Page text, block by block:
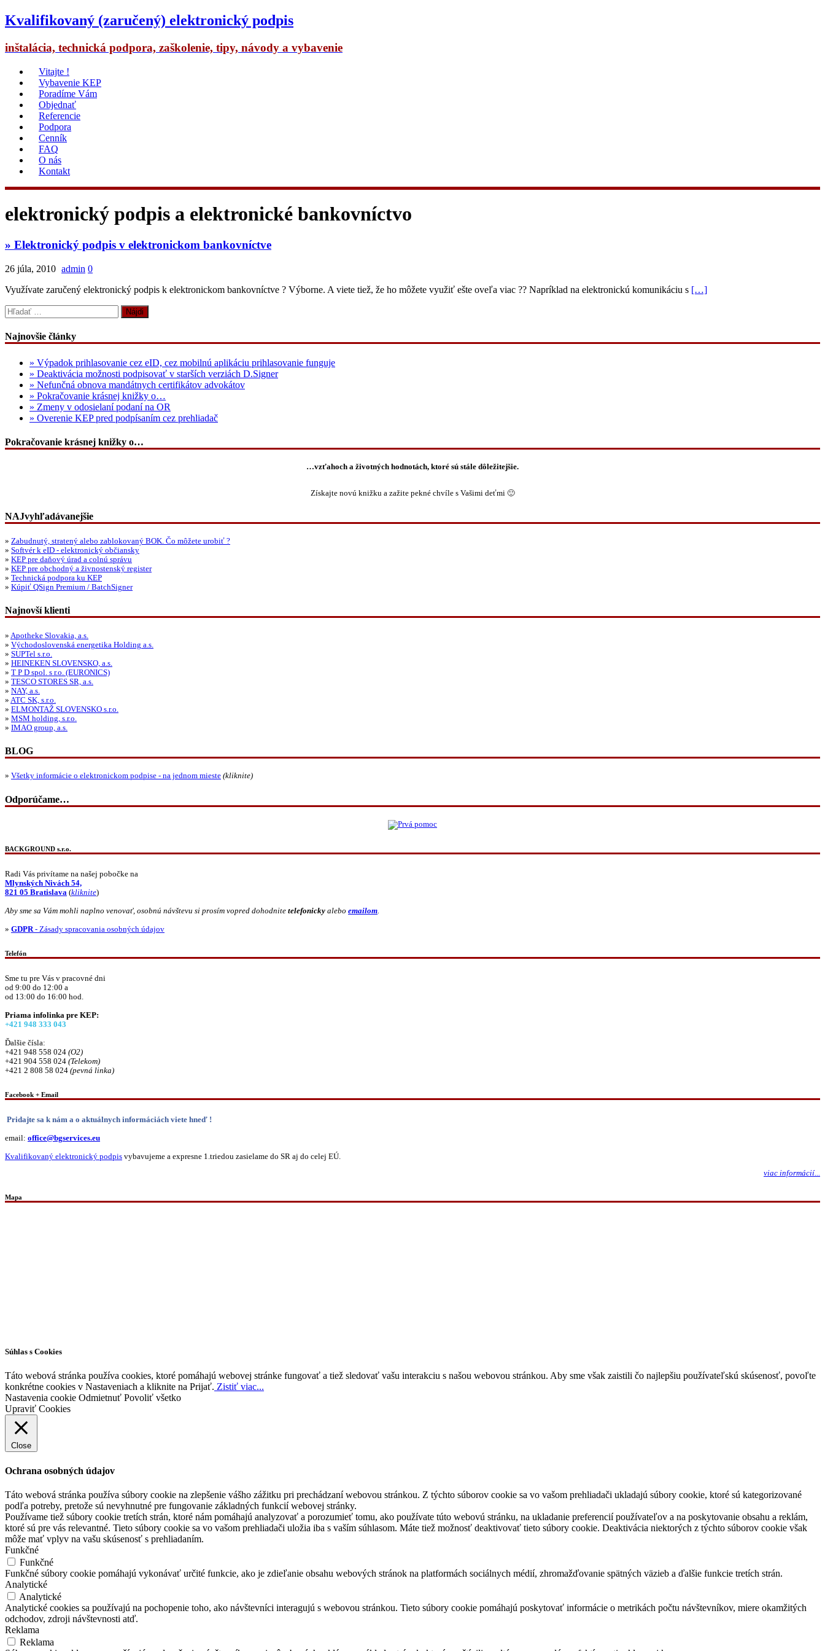
Kvalifikovaný (zaručený) elektronický podpis
inštalácia, technická podpora, zaškolenie, tipy, návody a vybavenie
Vitajte !
Vybavenie KEP
Poradíme Vám
Objednať
Referencie
Podpora
Cenník
FAQ
O nás
Kontakt
elektronický podpis a elektronické bankovníctvo
» Elektronický podpis v elektronickom bankovníctve
26 júla, 2010 admin 0
Využívate zaručený elektronický podpis k elektronickom bankovníctve ? Výborne. A viete tiež, že ho môžete využiť ešte oveľa viac ?? Napríklad na elektronickú komunikáciu s […]
Hľadať:
Najnovšie články
» Výpadok prihlasovanie cez eID, cez mobilnú aplikáciu prihlasovanie funguje
» Deaktivácia možnosti podpisovať v starších verziách D.Signer
» Nefunčná obnova mandátnych certifikátov advokátov
» Pokračovanie krásnej knižky o…
» Zmeny v odosielaní podaní na OR
» Overenie KEP pred podpísaním cez prehliadač
Pokračovanie krásnej knižky o…
…vzťahoch a životných hodnotách, ktoré sú stále dôležitejšie.
Získajte novú knižku a zažite pekné chvíle s Vašimi deťmi 🙂
NAJvyhľadávanejšie
» Zabudnutý, stratený alebo zablokovaný BOK. Čo môžete urobiť ?
» Softvér k eID - elektronický občiansky
» KEP pre daňový úrad a colnú správu
» KEP pre obchodný a živnostenský register
» Technická podpora ku KEP
» Kúpiť QSign Premium / BatchSigner
Najnovší klienti
» Apotheke Slovakia, a.s.
» Východoslovenská energetika Holding a.s.
» SUPTel s.r.o.
» HEINEKEN SLOVENSKO, a.s.
» T P D spol. s r.o. (EURONICS)
» TESCO STORES SR, a.s.
» NAY, a.s.
» ATC SK, s.r.o.
» ELMONTAŽ SLOVENSKO s.r.o.
» MSM holding, s.r.o.
» IMAO group, a.s.
BLOG
» Všetky informácie o elektronickom podpise - na jednom mieste (kliknite)
Odporúčame…
BACKGROUND s.r.o.
Radi Vás privítame na našej pobočke na
Mlynských Nivách 54,
821 05 Bratislava (kliknite)
Aby sme sa Vám mohli naplno venovať, osobnú návštevu si prosím vopred dohodnite telefonicky alebo emailom
» GDPR - Zásady spracovania osobných údajov
Telefón
Sme tu pre Vás v pracovné dni
od 9:00 do 12:00 a
od 13:00 do 16:00 hod.
Priama infolinka pre KEP:
+421 948 333 043
Ďalšie čísla:
+421 948 558 024 (O2)
+421 904 558 024 (Telekom)
+421 2 808 58 024 (pevná linka)
Facebook + Email
Pridajte sa k nám a o aktuálnych informáciách viete hneď !
email: office@bgservices.eu
Kvalifikovaný elektronický podpis vybavujeme a expresne 1.triedou zasielame do SR aj do celej EÚ.
viac informácií...
Mapa
Súhlas s Cookies
Táto webová stránka používa cookies, ktoré pomáhajú webovej stránke fungovať a tiež sledovať vašu interakciu s našou webovou stránkou. Aby sme však zaistili čo najlepšiu používateľskú skúsenosť, povoľte
konkrétne cookies v Nastaveniach a kliknite na Prijať. Zistiť viac...
Nastavenia cookie Odmietnuť Povoliť všetko
Upraviť Cookies
Close
Ochrana osobných údajov
Táto webová stránka používa súbory cookie na zlepšenie vášho zážitku pri prechádzaní webovou stránkou. Z týchto súborov cookie sa vo vašom prehliadači ukladajú súbory cookie, ktoré sú kategorizované
podľa potreby, pretože sú nevyhnutné pre fungovanie základných funkcií webovej stránky.
Používame tiež súbory cookie tretích strán, ktoré nám pomáhajú analyzovať a porozumieť tomu, ako používate túto webovú stránku, na ukladanie preferencií používateľov a na poskytovanie obsahu a reklám,
ktoré sú pre vás relevantné. Tieto súbory cookie sa vo vašom prehliadači uložia iba s vaším súhlasom. Máte tiež možnosť deaktivovať tieto súbory cookie. Deaktivácia niektorých z týchto súborov cookie však
môže mať vplyv na vašu skúsenosť s prehliadaním.
Funkčné
Funkčné
Funkčné súbory cookie pomáhajú vykonávať určité funkcie, ako je zdieľanie obsahu webových stránok na platformách sociálnych médií, zhromažďovanie spätných väzieb a ďalšie funkcie tretích strán.
Analytické
Analytické
Analytické cookies sa používajú na pochopenie toho, ako návštevníci interagujú s webovou stránkou. Tieto súbory cookie pomáhajú poskytovať informácie o metrikách počtu návštevníkov, miere okamžitých
odchodov, zdroji návštevnosti atď.
Reklama
Reklama